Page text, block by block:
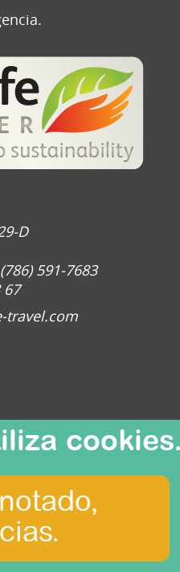
D
591-7683
67
travel.com